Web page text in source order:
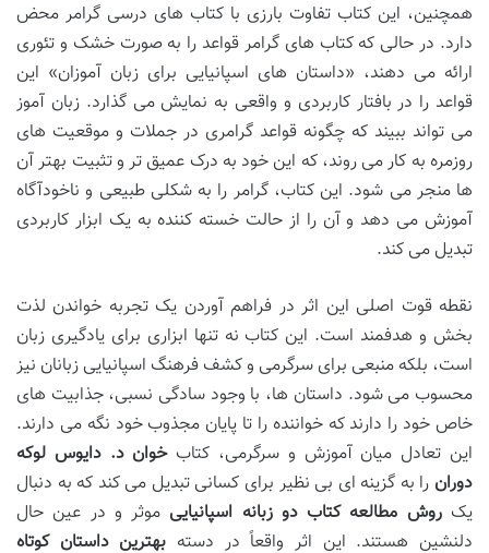
همچنین، این کتاب تفاوت بارزی با کتاب های درسی گرامر محض
دارد. در حالی که کتاب های گرامر قواعد را به صورت خشک و تئوری
ارائه می دهند، «داستان های اسپانیایی برای زبان آموزان» این
قواعد را در بافتار کاربردی و واقعی به نمایش می گذارد. زبان آموز
می تواند ببیند که چگونه قواعد گرامری در جملات و موقعیت های
روزمره به کار می روند، که این خود به درک عمیق تر و تثبیت بهتر آن
ها منجر می شود. این کتاب، گرامر را به شکلی طبیعی و ناخودآگاه
آموزش می دهد و آن را از حالت خسته کننده به یک ابزار کاربردی
تبدیل می کند.
نقطه قوت اصلی این اثر در فراهم آوردن یک تجربه خواندن لذت
بخش و هدفمند است. این کتاب نه تنها ابزاری برای یادگیری زبان
است، بلکه منبعی برای سرگرمی و کشف فرهنگ اسپانیایی زبانان نیز
محسوب می شود. داستان ها، با وجود سادگی نسبی، جذابیت های
خاص خود را دارند که خواننده را تا پایان مجذوب خود نگه می دارند.
این تعادل میان آموزش و سرگرمی، کتابخوان د. دایوس لوکه
دوران را به گزینه ای بی نظیر برای کسانی تبدیل می کند که به دنبال
یکروش مطالعه کتاب دو زبانه اسپانیایی موثر و در عین حال
دلنشین هستند. این اثر واقعاً در دسته بهترین داستان کوتاه